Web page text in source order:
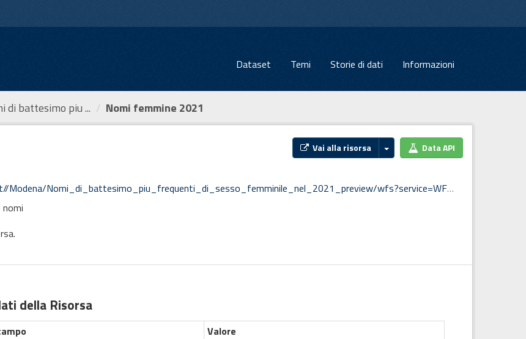
Dataset Temi Storie di dati Informazioni
di battesimo piu ... Nomi femmine 2021
Vai alla risorsa Data API
wfs?service=WFS&version=1.3.0&request=GetFeature&typename=Modena:Nomi_di_battesimo_piu_frequenti_di_sesso_femminile_nel_2021_preview&outputformat=csv
della Risorsa
Valore